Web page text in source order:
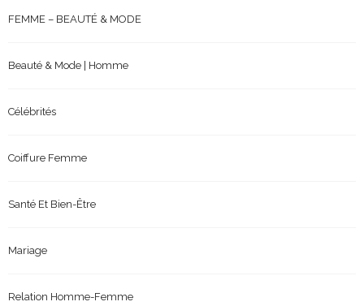
FEMME – BEAUTÉ & MODE
Beauté & Mode | Homme
Célébrités
Coiffure Femme
Santé Et Bien-Être
Mariage
Relation Homme-Femme